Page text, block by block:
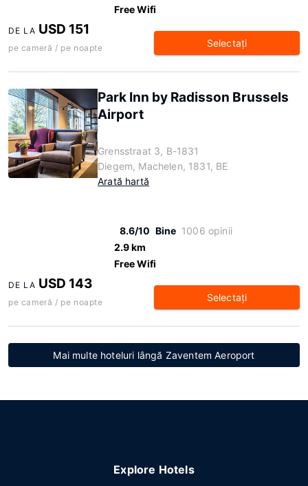
Free Wifi
DE LA USD 151
pe cameră / pe noapte Selectaţi
Park Inn by Radisson Brussels
Airport
Grensstraat 3, B-1831
Diegem, Machelen, 1831, BE
Arată hartă
8.6/10 Bine 1006 opinii
2.9 km
Free Wifi
DE LA USD 143
pe cameră / pe noapte Selectaţi
Mai multe hoteluri lângă Zaventem Aeroport
Explore Hotels